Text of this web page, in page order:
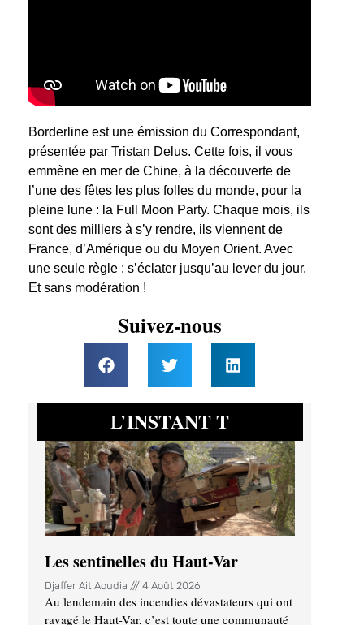
Borderline est une émission du Correspondant,
présentée par Tristan Delus. Cette fois, il vous
emmène en mer de Chine, à la découverte de
l’une des fêtes les plus folles du monde, pour la
pleine lune : la Full Moon Party. Chaque mois, ils
sont des milliers à s’y rendre, ils viennent de
France, d’Amérique ou du Moyen Orient. Avec
une seule règle : s’éclater jusqu’au lever du jour.
Et sans modération !
Suivez-nous
L’INSTANT T
Les sentinelles du Haut-Var
Djaffer Ait Aoudia 4 Août 2026
Au lendemain des incendies dévastateurs qui ont
ravagé le Haut-Var, c’est toute une communauté